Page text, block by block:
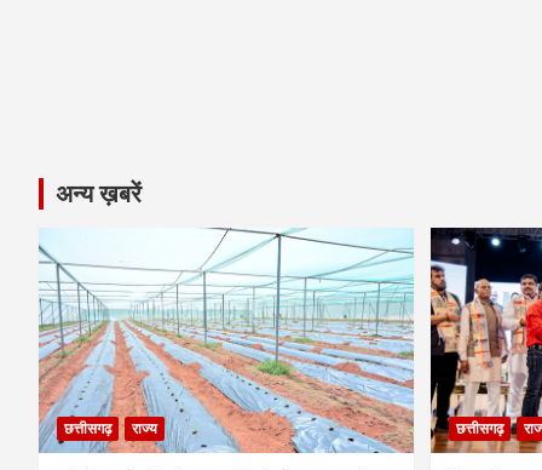
अन्य ख़बरें
छत्तीसगढ़ राज्य छत्तीसगढ़